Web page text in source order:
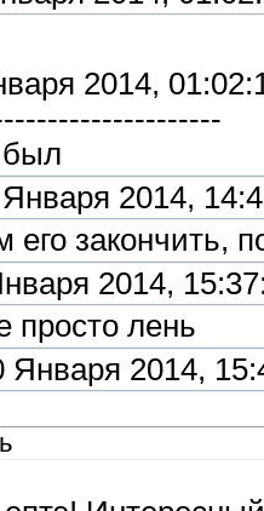
2014,
был
Января 2014,
его закончить,
2014,
просто лень
Января 2014,